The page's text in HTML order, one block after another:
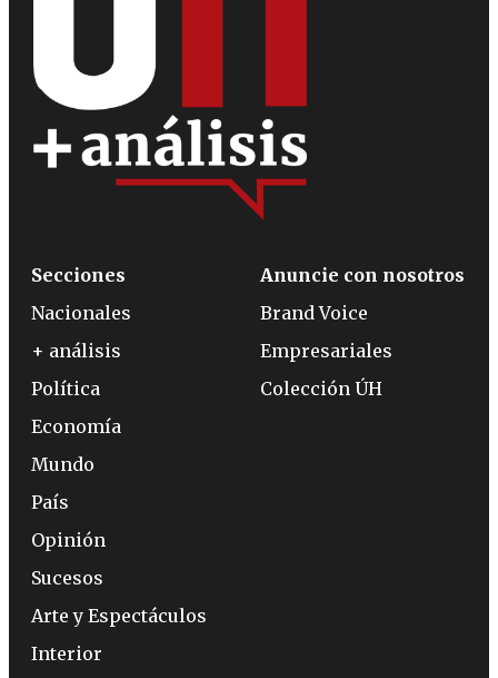
Secciones
Nacionales
+ análisis
Política
Economía
Mundo
País
Opinión
Sucesos
Arte y Espectáculos
Interior
Anuncie con nosotros
Brand Voice
Empresariales
Colección ÚH